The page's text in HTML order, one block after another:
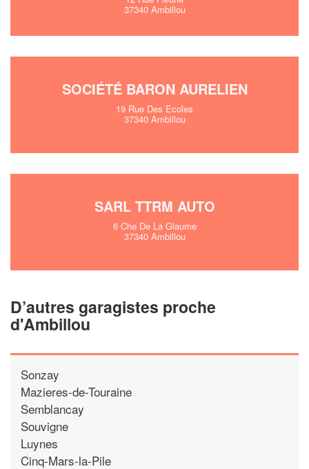
37340 Ambillou
SOCIÉTÉ BARON AURELIEN
19 Rue Des Ecoles
37340 Ambillou
SARL TTRM AUTO
6 Che De La Glaume
37340 Ambillou
D’autres garagistes proche
d'Ambillou
Sonzay
Mazieres-de-Touraine
Semblancay
Souvigne
Luynes
Cinq-Mars-la-Pile